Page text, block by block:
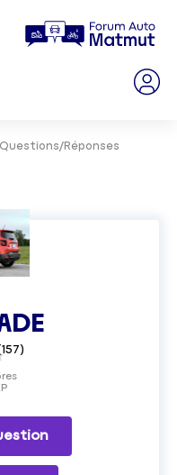
Questions/Réponses
157)